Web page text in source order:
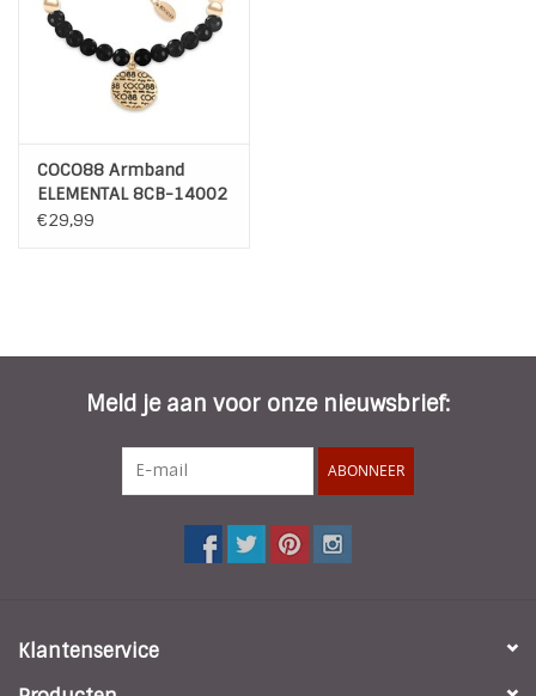
COCO88 Armband
ELEMENTAL 8CB-14002
€29,99
Meld je aan voor onze nieuwsbrief:
ABONNEER
Klantenservice